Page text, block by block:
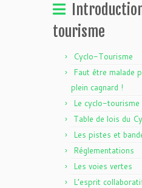
tourisme
Cyclo-Tourisme
Faut être malade
plein cagnard !
Le cyclo-tourisme
Table de lois du
Les pistes et
Réglementations
Les voies vertes
L’esprit